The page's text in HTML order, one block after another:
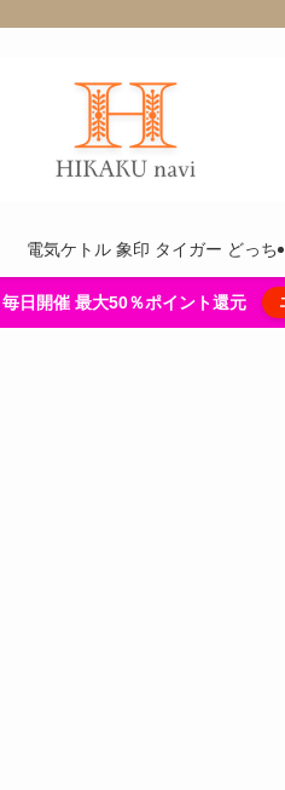
電気ケトル 象印 タイガー どっち
日開催 最大50％ポイント還元